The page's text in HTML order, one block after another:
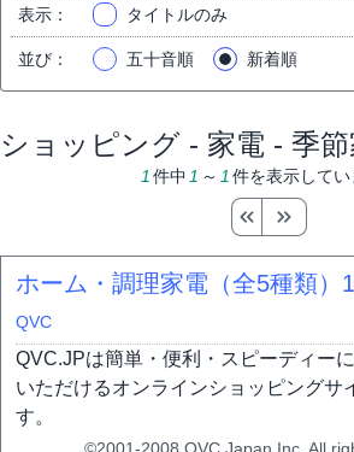
表示 ： タイトルのみ
並び ： 五十音順 新着順
ショッピング - 家電 - 季
1 件中 1 ～ 1 件を表示してい
ホーム・調理家電（全5種類）
QVC
QVC.JPは簡単・便利・スピーディー
いただけるオンラインショッピングサ
す。